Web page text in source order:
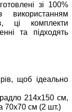
зі 100%
ці комплекти
та підходять
щоб ідеально
214х150 см,
70х70 см (2 шт.)